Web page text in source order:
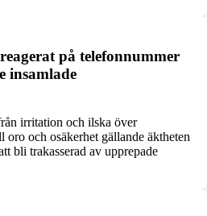
på telefonnummer
insamlade
irritation och ilska över
oro och osäkerhet gällande äktheten
bli trakasserad av upprepade